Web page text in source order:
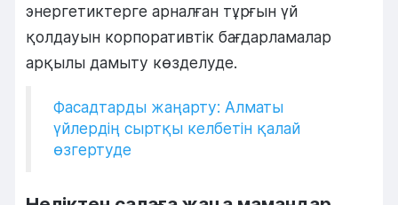
энергетиктерге арналған тұрғын үй
қолдауын корпоративтік бағдарламалар
арқылы дамыту көзделуде.
Фасадтарды жаңарту: Алматы
үйлердің сыртқы келбетін қалай
өзгертуде